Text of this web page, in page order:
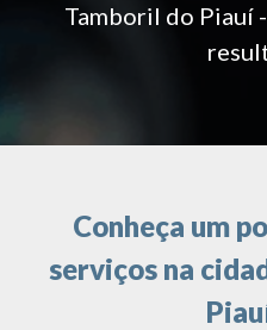
Tamboril do Piauí
Conheça um
serviços na